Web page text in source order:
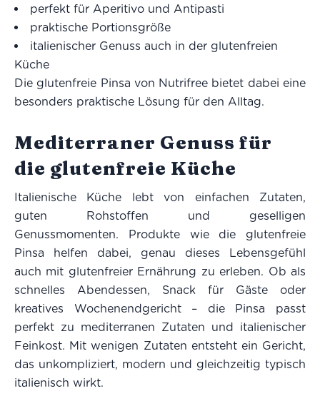
perfekt für Aperitivo und Antipasti
praktische Portionsgröße
italienischer Genuss auch in der glutenfreien
Küche
Die glutenfreie Pinsa von Nutrifree bietet dabei eine
besonders praktische Lösung für den Alltag.
Mediterraner Genuss für
die glutenfreie Küche
Italienische Küche lebt von einfachen Zutaten,
guten Rohstoffen und geselligen
Genussmomenten. Produkte wie die glutenfreie
Pinsa helfen dabei, genau dieses Lebensgefühl
auch mit glutenfreier Ernährung zu erleben. Ob als
schnelles Abendessen, Snack für Gäste oder
kreatives Wochenendgericht – die Pinsa passt
perfekt zu mediterranen Zutaten und italienischer
Feinkost. Mit wenigen Zutaten entsteht ein Gericht,
das unkompliziert, modern und gleichzeitig typisch
italienisch wirkt.